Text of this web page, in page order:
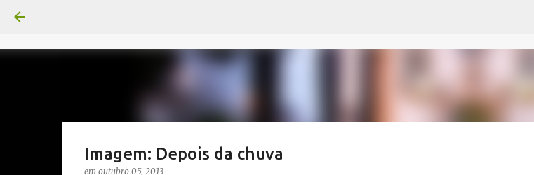
Imagem: Depois da chuva
em outubro 05, 2013